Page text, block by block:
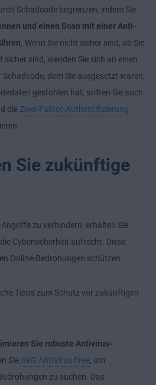
Schadcode begrenzen, indem Sie
und einen Scan mit einer Anti-
. Wenn Sie nicht sicher sind, ob Sie
sind, wenden Sie sich an einen
dem Sie ausgesetzt waren,
gestohlen hat, sollten Sie auch
die Zwei-Faktor-Authentifizierung
Sie zukünftige
zu verhindern, erhalten Sie
Cybersicherheit aufrecht. Diese
Online-Bedrohungen schützen.
Tipps zum Schutz vor zukünftigen
Sie robuste Antivirus-
Sie AVG AntiVirus Free , um
zu suchen. Das